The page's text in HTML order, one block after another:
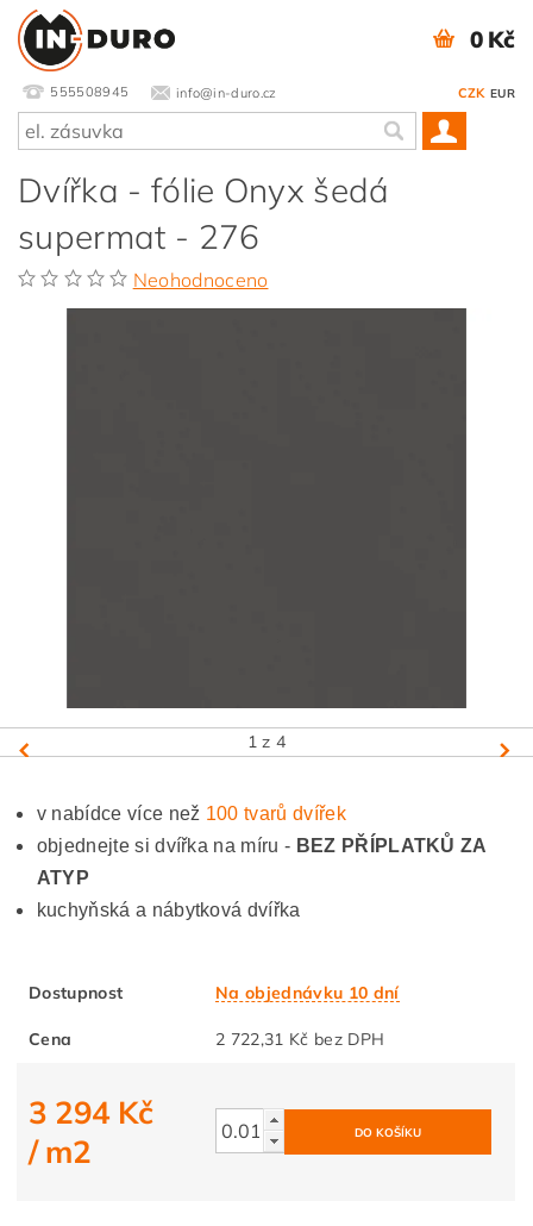
555508945 info@in-duro.cz CZK EUR
0 Kč
Dvířka - fólie Onyx šedá
supermat - 276
Neohodnoceno
1 z 4
v nabídce více než 100 tvarů dvířek
objednejte si dvířka na míru - BEZ PŘÍPLATKŮ ZA
ATYP
kuchyňská a nábytková dvířka
Dostupnost Na objednávku 10 dní
Cena 2 722,31 Kč bez DPH
3 294 Kč
/ m2